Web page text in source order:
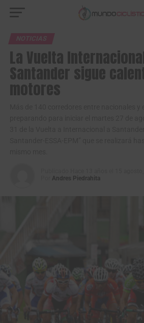
NOTICIAS
La Vuelta
Santander sigue
motores
Andres Piedrahita